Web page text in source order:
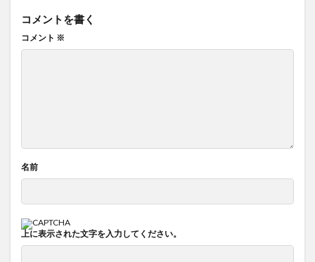
コメントを書く
コメント ※
名前
上に表示された文字を入力してください。